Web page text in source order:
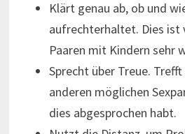
Klärt genau ab, ob und
aufrechterhaltet. Dies ist
Paaren mit Kindern sehr
Sprecht über Treue.
anderen möglichen
dies abgesprochen habt.